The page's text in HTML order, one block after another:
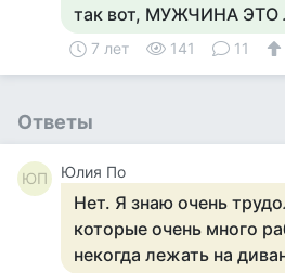
так вот, МУЖЧИНА ЭТО
7 лет 141 11
Ответы
ЮП Юлия По
Нет. Я знаю очень
которые очень много
некогда лежать на